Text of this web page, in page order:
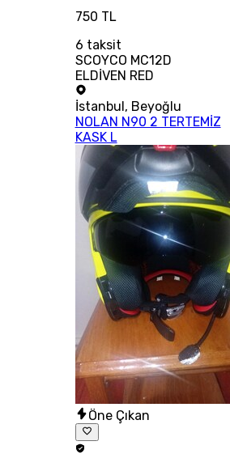
750 TL
6 taksit
SCOYCO MC12D
ELDİVEN RED
İstanbul, Beyoğlu
NOLAN N90 2 TERTEMİZ
KASK L
Öne Çıkan